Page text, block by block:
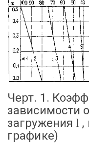
Черт. 1.
зависимости
загруженияl ,
графике)